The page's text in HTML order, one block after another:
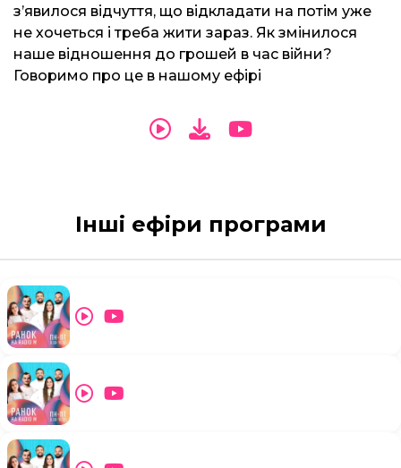
з’явилося відчуття, що відкладати на потім уже
не хочеться і треба жити зараз. Як змінилося
наше відношення до грошей в час війни?
Говоримо про це в нашому ефірі
Інші ефіри програми